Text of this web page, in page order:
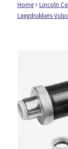
Home Lincoln
Leegdrukkers-